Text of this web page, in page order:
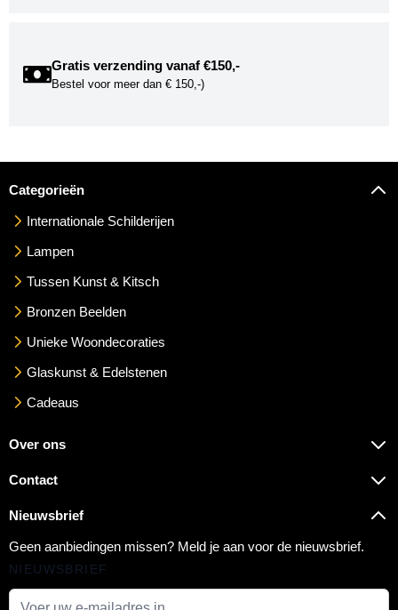
Gratis verzending vanaf €150,-
Bestel voor meer dan € 150,-)
Categorieën
Internationale Schilderijen
Lampen
Tussen Kunst & Kitsch
Bronzen Beelden
Unieke Woondecoraties
Glaskunst & Edelstenen
Cadeaus
Over ons
Contact
Nieuwsbrief
Geen aanbiedingen missen? Meld je aan voor de nieuwsbrief.
NIEUWSBRIEF